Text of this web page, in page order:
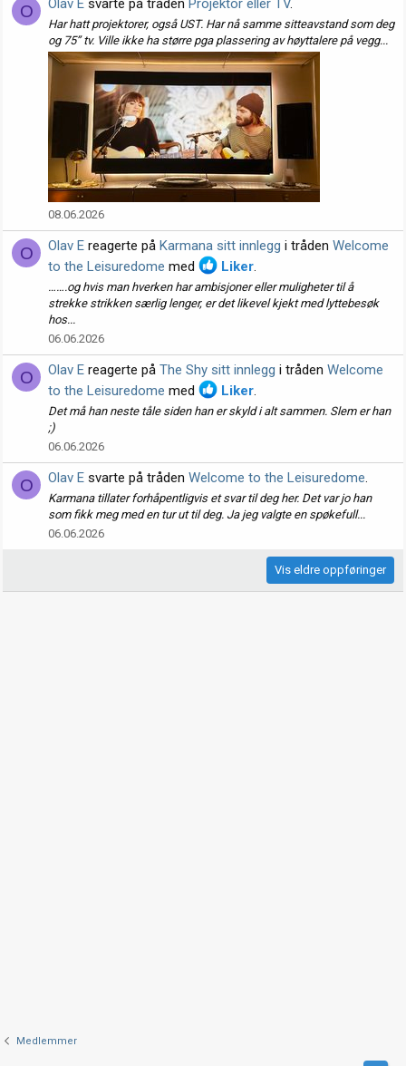
O Olav E svarte på tråden Projektor eller TV.
Har hatt projektorer, også UST. Har nå samme sitteavstand som deg
og 75’’ tv. Ville ikke ha større pga plassering av høyttalere på vegg...
08.06.2026
O Olav E reagerte på Karmana sitt innlegg i tråden Welcome
to the Leisuredome med Liker.
…….og hvis man hverken har ambisjoner eller muligheter til å
strekke strikken særlig lenger, er det likevel kjekt med lyttebesøk
hos...
06.06.2026
O Olav E reagerte på The Shy sitt innlegg i tråden Welcome
to the Leisuredome med Liker.
Det må han neste tåle siden han er skyld i alt sammen. Slem er han
;)
06.06.2026
O Olav E svarte på tråden Welcome to the Leisuredome.
Karmana tillater forhåpentligvis et svar til deg her. Det var jo han
som fikk meg med en tur ut til deg. Ja jeg valgte en spøkefull...
06.06.2026
Vis eldre oppføringer
Medlemmer